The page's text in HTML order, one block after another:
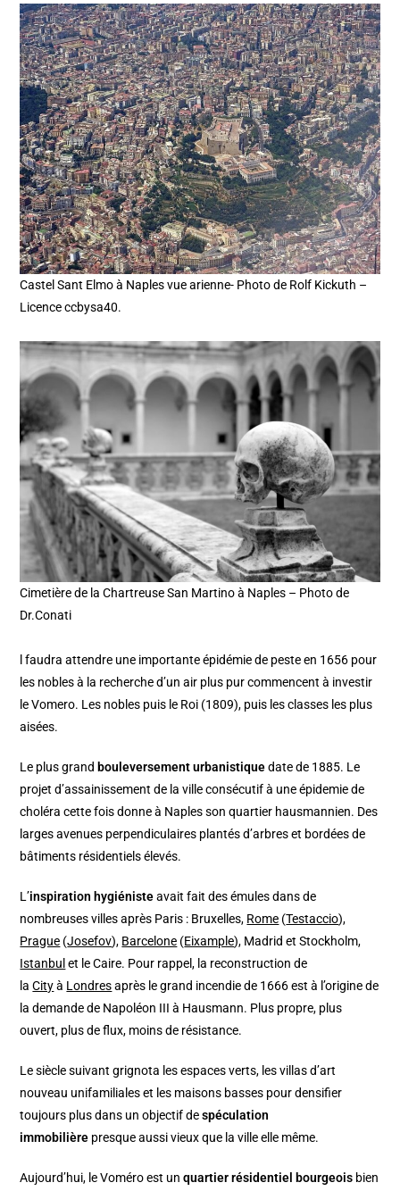
Castel Sant Elmo à Naples vue arienne- Photo de Rolf Kickuth –
Licence ccbysa40.
Cimetière de la Chartreuse San Martino à Naples – Photo de
Dr.Conati
l faudra attendre une importante épidémie de peste en 1656 pour
les nobles à la recherche d’un air plus pur commencent à investir
le Vomero. Les nobles puis le Roi (1809), puis les classes les plus
aisées.
Le plus grand bouleversement urbanistiquedate de 1885. Le
projet d’assainissement de la ville consécutif à une épidemie de
choléra cette fois donne à Naples son quartier hausmannien. Des
larges avenues perpendiculaires plantés d’arbres et bordées de
bâtiments résidentiels élevés.
L’inspiration hygiénisteavait fait des émules dans de
nombreuses villes après Paris : Bruxelles, Rome (Testaccio),
Prague (Josefov), Barcelone (Eixample), Madrid et Stockholm,
Istanbul et le Caire. Pour rappel, la reconstruction de
laCityà Londresaprès le grand incendie de 1666 est à l’origine de
la demande de Napoléon III à Hausmann. Plus propre, plus
ouvert, plus de flux, moins de résistance.
Le siècle suivant grignota les espaces verts, les villas d’art
nouveau unifamiliales et les maisons basses pour densifier
toujours plus dans un objectif despéculation
immobilière presque aussi vieux que la ville elle même.
Aujourd’hui, le Voméro est unquartier résidentiel bourgeois bien